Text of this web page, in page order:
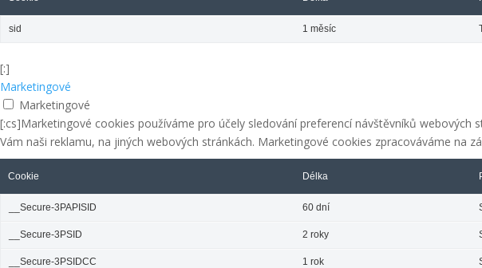
sid 1 měsíc
[:]
Marketingové
Marketingové
[:cs]Marketingové cookies používáme pro účely sledování preferencí návštěvníků
Vám naši reklamu, na jiných webových stránkách. Marketingové cookies zpracováváme na
Cookie Délka
__Secure-3PAPISID 60 dní
__Secure-3PSID 2 roky
__Secure-3PSIDCC 1 rok